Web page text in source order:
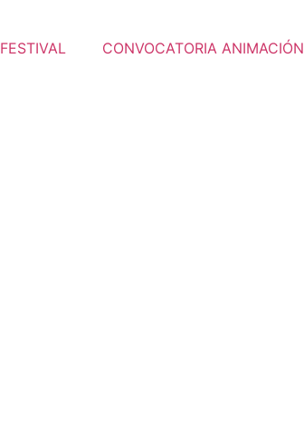
FESTIVAL CONVOCATORIA ANIMACIÓN